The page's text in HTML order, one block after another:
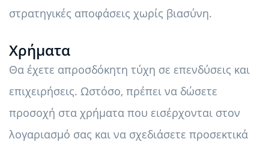
στρατηγικές αποφάσεις χωρίς βιασύνη.
Χρήματα
Θα έχετε απροσδόκητη τύχη σε επενδύσεις και
επιχειρήσεις. Ωστόσο, πρέπει να δώσετε
προσοχή στα χρήματα που εισέρχονται στον
λογαριασμό σας και να σχεδιάσετε προσεκτικά